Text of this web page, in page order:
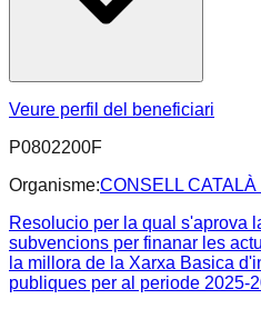
Veure perfil del beneficiari
P0802200F
Organisme:CONSELL
Resolucio per la qual s'aprova
subvencions per finanar les
la millora de la Xarxa Basica
publiques per al periode 2025-